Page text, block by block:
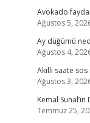
Avokado
Ağustos 5,
Ay düğümü
Ağustos 4,
Akıllı saate
Ağustos 3,
Kemal
Temmuz 25,